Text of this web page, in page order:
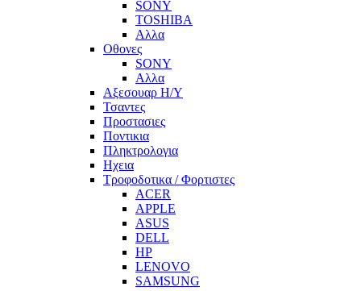
SONY
TOSHIBA
Αλλα
Οθονες
SONY
Αλλα
Αξεσουαρ Η/Υ
Τσαντες
Προστασιες
Ποντικια
Πληκτρολογια
Ηχεια
Τροφοδοτικα / Φορτιστες
ACER
APPLE
ASUS
DELL
HP
LENOVO
SAMSUNG